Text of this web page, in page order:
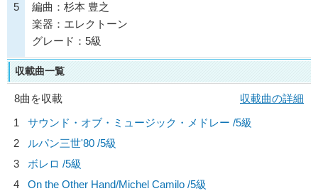
5
編曲：杉本 豊之
楽器：エレクトーン
グレード：5級
収載曲一覧
8曲を収載
収載曲の詳細
1
サウンド・オブ・ミュージック・メドレー /5級
2
ルパン三世'80 /5級
3
ボレロ /5級
4
On the Other Hand/Michel Camilo /5級